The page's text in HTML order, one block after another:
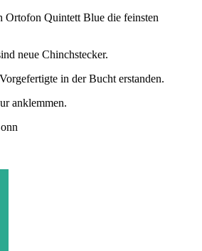
Ortofon Quintett Blue die feinsten
neue Chinchstecker.
in der Bucht erstanden.
anklemmen.